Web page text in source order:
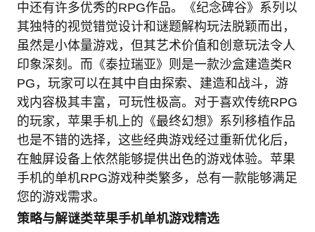
中还有许多优秀的RPG作品。《纪念碑谷》系列以
其独特的视觉错觉设计和谜题解构玩法脱颖而出，
虽然是小体量游戏，但其艺术价值和创意玩法令人
印象深刻。而《泰拉瑞亚》则是一款沙盒建造类R
PG，玩家可以在其中自由探索、建造和战斗，游
戏内容极其丰富，可玩性极高。对于喜欢传统RPG
的玩家，苹果手机上的《最终幻想》系列移植作品
也是不错的选择，这些经典游戏经过重新优化后，
在触屏设备上依然能够提供出色的游戏体验。苹果
手机的单机RPG游戏种类繁多，总有一款能够满足
您的游戏需求。
策略与解谜类苹果手机单机游戏精选